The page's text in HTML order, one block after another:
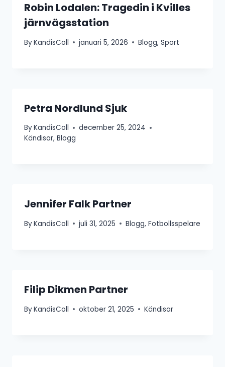
Robin Lodalen: Tragedin i Kvilles
järnvägsstation
ByKandisColl januari 5, 2026 Blogg,Sport
Petra Nordlund Sjuk
ByKandisColl
december 25, 2024
Kändisar, Blogg
Jennifer Falk Partner
ByKandisColl juli 31, 2025 Blogg,Fotbollsspelare
Filip Dikmen Partner
ByKandisColl oktober 21, 2025 Kändisar